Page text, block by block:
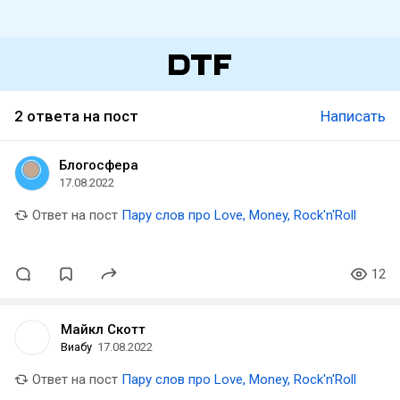
2 ответа на пост Написать
Блогосфера
17.08.2022
Ответ на пост Пару слов про Love, Money, Rock'n'Roll
12
Майкл Скотт
Виабу 17.08.2022
Ответ на пост Пару слов про Love, Money, Rock'n'Roll